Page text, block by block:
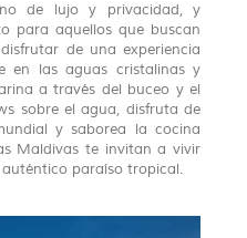
de lujo y privacidad, y
para aquellos que buscan
de una experiencia
en las aguas cristalinas y
a través del buceo y el
sobre el agua, disfruta de
y saborea la cocina
Maldivas te invitan a vivir
paraíso tropical.